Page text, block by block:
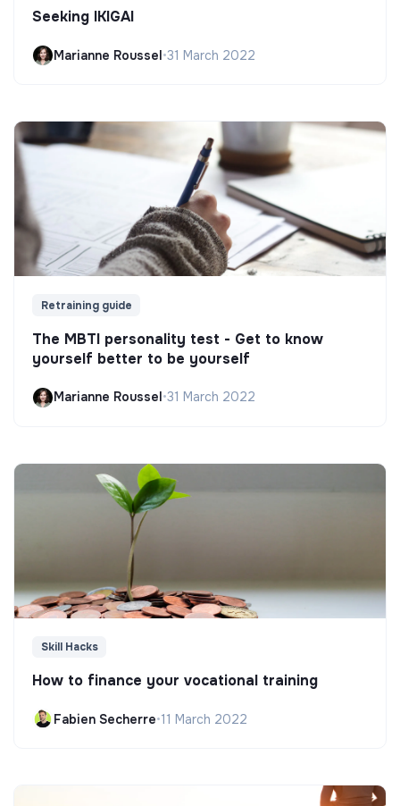
Seeking IKIGAI
Marianne Roussel•31 March 2022
Retraining guide
The MBTI personality test - Get to know
yourself better to be yourself
Marianne Roussel •31 March 2022
Skill Hacks
How to finance your vocational training
Fabien Secherre•11 March 2022